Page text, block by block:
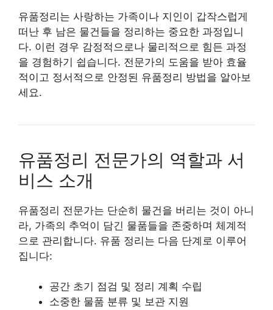
유품정리는 사랑하는 가족이나 지인이 갑작스럽게
떠난 후 남은 물건들을 정리하는 중요한 과정입니
다. 이런 경우 감정적으로나 물리적으로 힘든 과정
을 경험하기 쉽습니다. 전문가의 도움을 받아 효율
적이고 정서적으로 안정된 유품정리 방법을 알아보
세요.
유품정리 전문가의 역할과 서
비스 소개
유품정리 전문가는 단순히 물건을 버리는 것이 아니
라, 가족의 추억이 담긴 물품들을 존중하며 체계적
으로 관리합니다. 유품 정리는 다음 단계로 이루어
집니다:
공간 초기 점검 및 정리 계획 수립
소중한 물품 분류 및 보관 지원